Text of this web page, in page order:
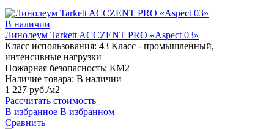
В наличии
Линолеум Tarkett ACCZENT PRO «Aspect 03»
Класс использования: 43 Класс - промышленный,
интенсивные нагрузки
Пожарная безопасность: КМ2
Наличие товара: В наличии
1 227 руб./м2
Рассчитать стоимость
В избранное В избранном
Сравнить